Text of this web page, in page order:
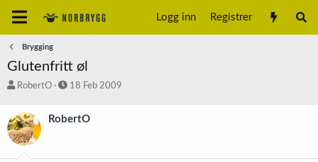
Logg inn Registrer
Brygging
Glutenfritt øl
T
å
d
s
RobertO
S
r
18 Feb 2009
RobertO